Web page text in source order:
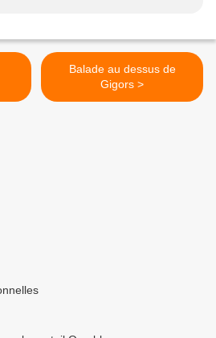
Balade au dessus de
Gigors >